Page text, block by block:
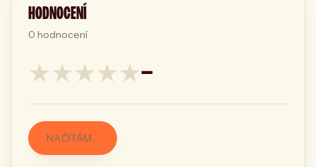
HODNOCENÍ
0 hodnocení
★★★★★—
NAČÍTÁM…